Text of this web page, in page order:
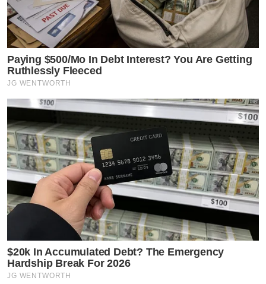
Paying $500/Mo In Debt Interest? You Are Getting
Ruthlessly Fleeced
JG WENTWORTH
$20k In Accumulated Debt? The Emergency
Hardship Break For 2026
JG WENTWORTH